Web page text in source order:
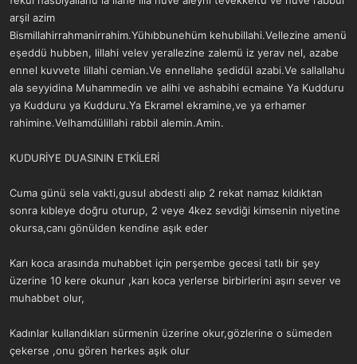
arşil azim
Bismillahirrahmanirrahim.Yühıbbunehüm kehubillahi.Vellezine amenü
eşeddü hubben, lillahi velev yerallezine zalemü iz yerav nel, azabe
ennel kuvvete lillahi cemian.Ve ennellahe şedidül azabi.Ve sallallahu
ala seyyidina Muhammedin ve alihi ve ashabihi ecmaine Ya Kudduru
ya Kudduru ya Kudduru.Ya Ekramel ekramine,ve ya erhamer
rahimine.Velhamdülillahi rabbil alemin.Amin.
KUDURİYE DUASININ ETKİLERİ
Cuma günü sela vakti,gusul abdesti alıp 2 rekat namaz kıldıktan
sonra kıbleye doğru oturup, 2 veye 4kez sevdiği kimsenin niyetine
okursa,canı gönülden kendine aşık eder
Karı koca arasında muhabbet için perşembe gecesi tatlı bir şey
üzerine 10 kere okunur ,karı koca yerlerse birbirlerini aşırı sever ve
muhabbet olur,
Kadınlar kullandıkları sürmenin üzerine okur,gözlerine o sümeden
çekerse ,onu gören herkes aşık olur